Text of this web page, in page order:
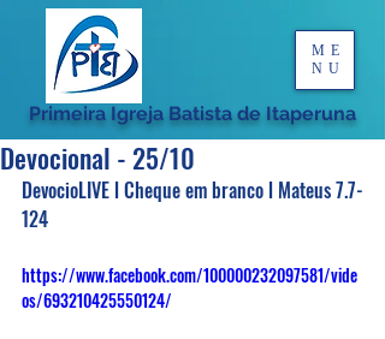
Primeira Igreja Batista de Itaperuna
ME
NU
Devocional - 25/10
DevocioLIVE l Cheque em branco l Mateus 7.7-
124
https://www.facebook.com/100000232097581/vide
os/693210425550124/